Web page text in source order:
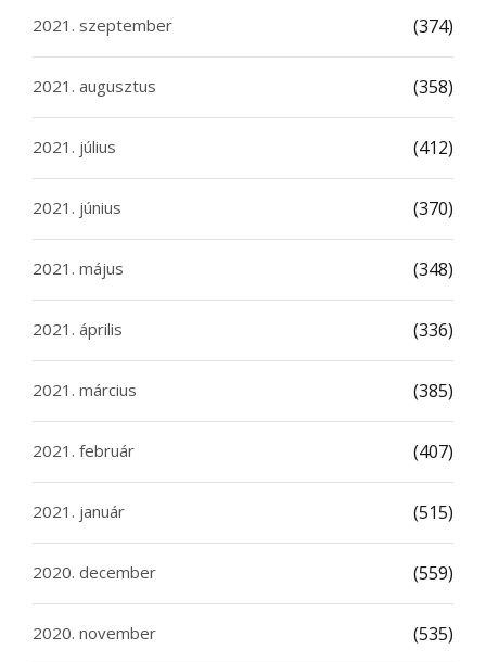
2021. szeptember (374)
2021. augusztus (358)
2021. július (412)
2021. június (370)
2021. május (348)
2021. április (336)
2021. március (385)
2021. február (407)
2021. január (515)
2020. december (559)
2020. november (535)